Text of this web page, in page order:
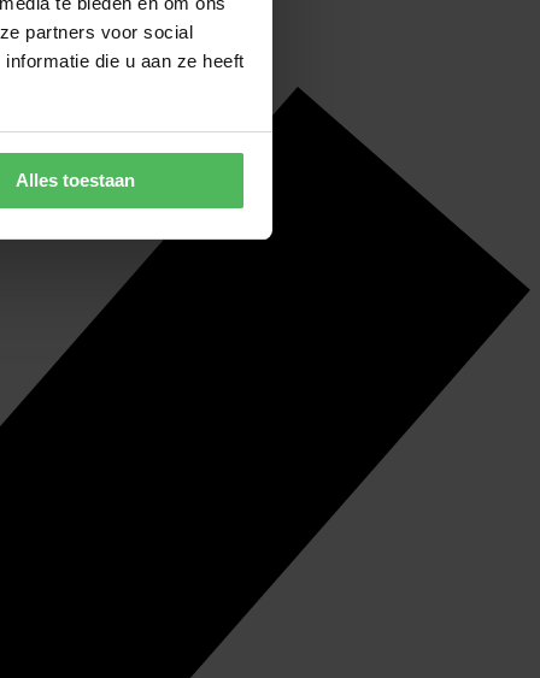
partners voor social
die u aan ze heeft
Alles toestaan